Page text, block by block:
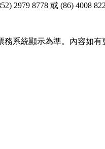
2979 8778 或 (86) 4008 822
系統顯示為準。內容如